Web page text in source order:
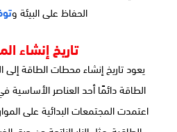
الحفاظ على البيئة و
تاريخ إنشاء
يعود تاريخ إنشاء محطات الطاقة
الطاقة دائمًا أحد العناصر الأساسية
اعتمدت المجتمعات البدائية على